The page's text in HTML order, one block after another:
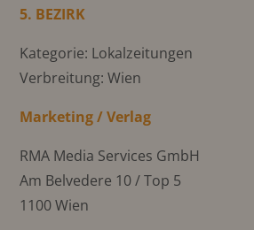
5. BEZIRK
Kategorie: Lokalzeitungen
Verbreitung: Wien
Marketing / Verlag
RMA Media Services GmbH
Am Belvedere 10 / Top 5
1100 Wien